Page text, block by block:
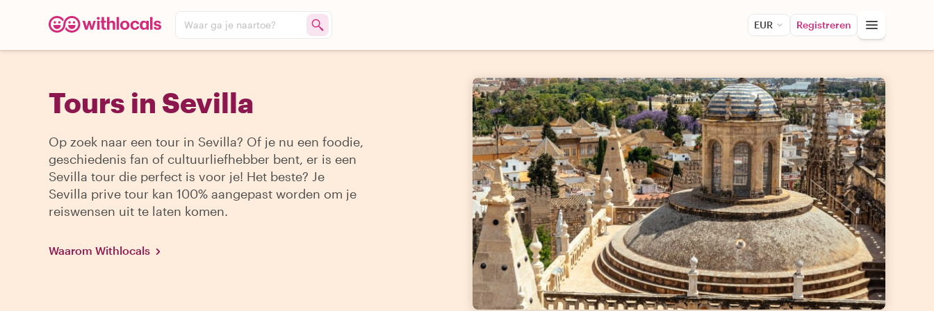
Waar ga je naartoe? EUR Registreren
Tours in Sevilla
Op zoek naar een tour in Sevilla? Of je nu een foodie,
geschiedenis fan of cultuurliefhebber bent, er is een
Sevilla tour die perfect is voor je! Het beste? Je
Sevilla prive tour kan 100% aangepast worden om je
reiswensen uit te laten komen.
Waarom Withlocals